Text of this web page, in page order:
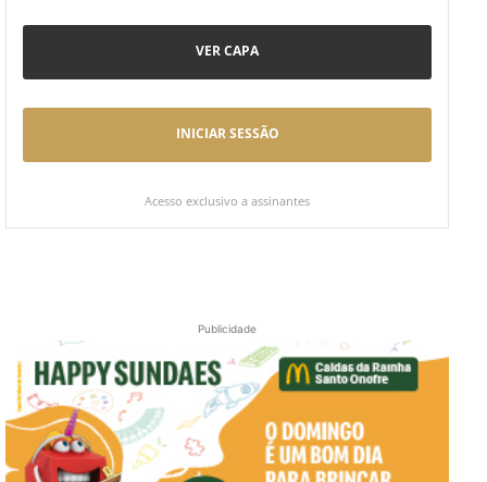
VER CAPA
INICIAR SESSÃO
Acesso exclusivo a assinantes
Publicidade